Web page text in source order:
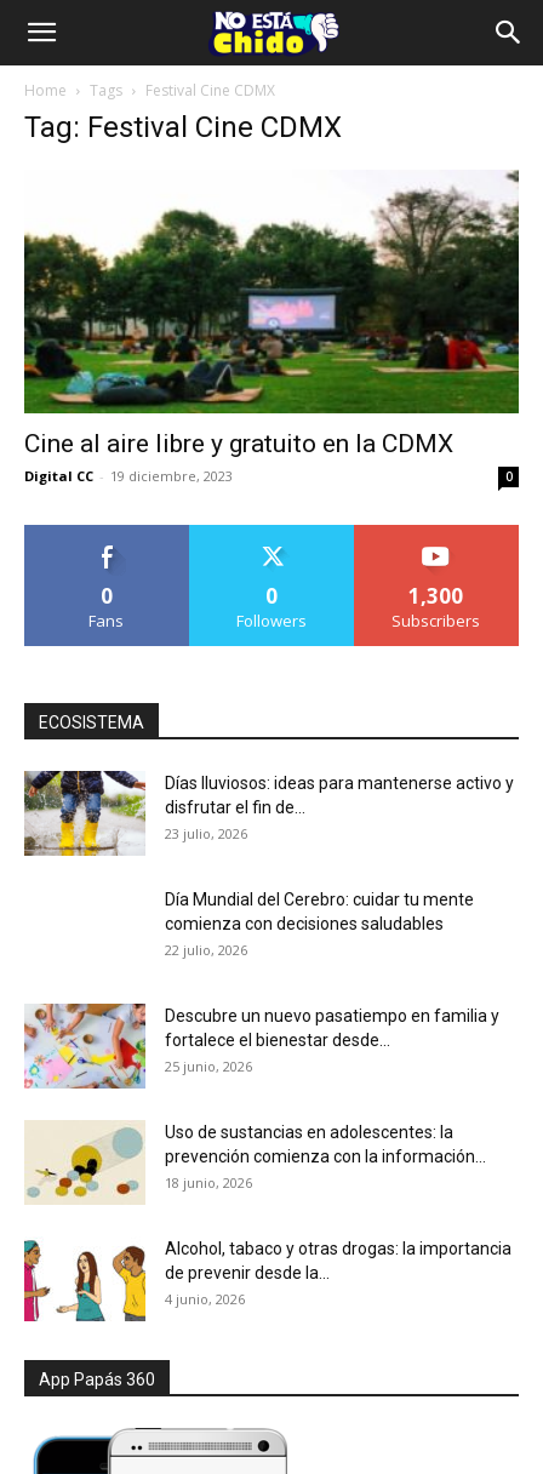
Home Tags Festival Cine CDMX
Tag: Festival Cine CDMX
Cine al aire libre y gratuito en la CDMX
Digital CC - 19 diciembre, 2023 0
0
Fans
0
Followers
1,300
Subscribers
ECOSISTEMA
Días lluviosos: ideas para mantenerse activo y
disfrutar el fin de...
23 julio, 2026
Día Mundial del Cerebro: cuidar tu mente
comienza con decisiones saludables
22 julio, 2026
Descubre un nuevo pasatiempo en familia y
fortalece el bienestar desde...
25 junio, 2026
Uso de sustancias en adolescentes: la
prevención comienza con la información...
18 junio, 2026
Alcohol, tabaco y otras drogas: la importancia
de prevenir desde la...
4 junio, 2026
App Papás 360